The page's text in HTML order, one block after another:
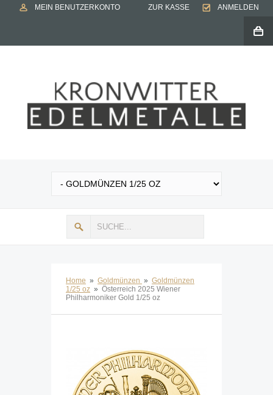
MEIN BENUTZERKONTO ZUR KASSE ANMELDEN
Home » Goldmünzen » Goldmünzen
1/25 oz » Österreich 2025 Wiener
Philharmoniker Gold 1/25 oz